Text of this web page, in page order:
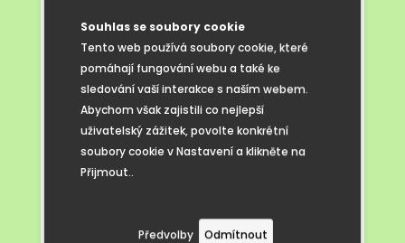
Souhlas se soubory cookie
Tento web používá soubory cookie, které
pomáhají fungování webu a také ke
sledování vaší interakce s naším webem.
Abychom však zajistili co nejlepší
uživatelský zážitek, povolte konkrétní
soubory cookie v Nastavení a klikněte na
Přijmout..
Předvolby Odmítnout